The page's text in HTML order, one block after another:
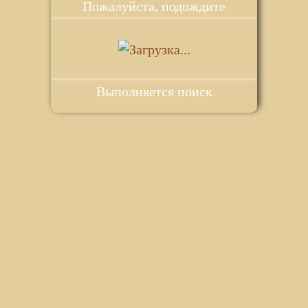
Пожалуйста, подождите
Выполняется поиск